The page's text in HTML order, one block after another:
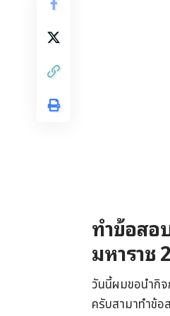
ทำข้อสอ
มหาราช
วันนี้ผมขอนำกิ
ครับสามาทำข้อ